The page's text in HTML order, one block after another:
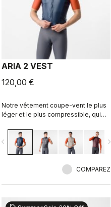
ARIA 2 VEST
120,00 €
Notre vêtement coupe-vent le plus
léger et le plus compressible, qui
son dos respirant et extensible. Il
coupe efficacement le vent sur le
devant sans causer de surchauffe.
navigate_next
COMPAREZ